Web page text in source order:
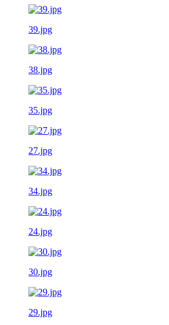
39.jpg
38.jpg
35.jpg
27.jpg
34.jpg
24.jpg
30.jpg
29.jpg